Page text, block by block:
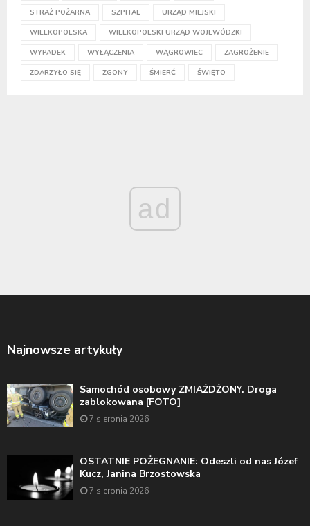
STRAŻ POŻARNA SZPITAL URZĄD MIEJSKI
WIELKOPOLSKA WIELKOPOLSKI URZĄD WOJEWÓDZKI
WYPADEK WYŁĄCZENIA WĄGROWIEC ZAGROŻENIE
ZDARZYŁO SIĘ ZGONY ŚMIERĆ ŚWIĘTO
ad
Najnowsze artykuły
Samochód osobowy ZMIAŻDŻONY. Droga
zablokowana [FOTO]
7 sierpnia 2026
OSTATNIE POŻEGNANIE: Odeszli od nas Józef
Kucz, Janina Brzostowska
7 sierpnia 2026